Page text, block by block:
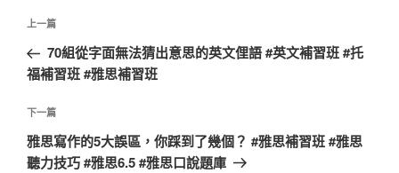
文
導
覽
上
一
篇
章
上一篇
70組從字面無法猜出意思的英文俚語 #英文補習班 #托
福補習班 #雅思補習班
下
一
篇
下一篇
雅思寫作的5大誤區，你踩到了幾個？ #雅思補習班 #雅思
聽力技巧 #雅思6.5 #雅思口說題庫